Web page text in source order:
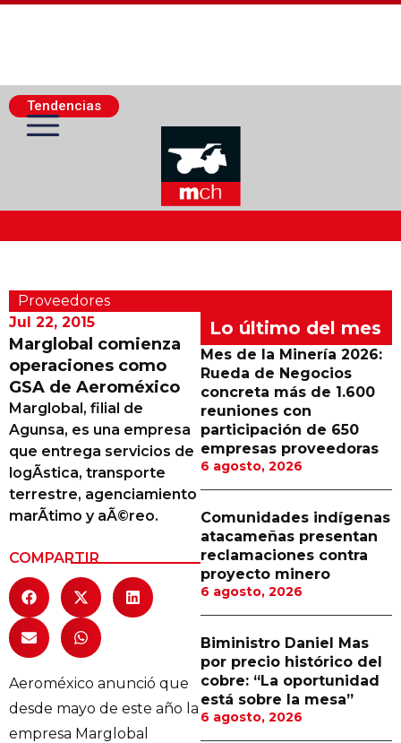
Tendencias
Actualidad Minera
Minería Superficie
Minerí­a Subterránea
Proveedores
Canal Digital
Columnas de Opinión
Designaciones
Calendario de Eventos
Revistas Digital
Siguenos
Proveedores
Jul 22, 2015
Marglobal comienza
operaciones como
GSA de Aeroméxico
Marglobal, filial de
Agunsa, es una empresa
que entrega servicios de
logÃ­stica, transporte
terrestre, agenciamiento
marÃ­timo y aÃ©reo.
COMPARTIR
Aeroméxico anunció que
desde mayo de este año la
empresa Marglobal
Lo último del mes
Mes de la Minería 2026:
Rueda de Negocios
concreta más de 1.600
reuniones con
participación de 650
empresas proveedoras
6 agosto, 2026
Comunidades indígenas
atacameñas presentan
reclamaciones contra
proyecto minero
6 agosto, 2026
Biministro Daniel Mas
por precio histórico del
cobre: “La oportunidad
está sobre la mesa”
6 agosto, 2026